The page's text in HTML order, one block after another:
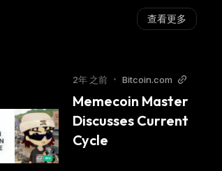
查看更多
2年 之前 • Bitcoin.com
Memecoin Master
Discusses Current
Cycle